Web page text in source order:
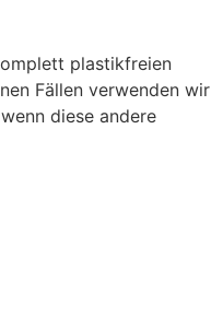
plastikfreien
Fällen verwenden wir
diese andere